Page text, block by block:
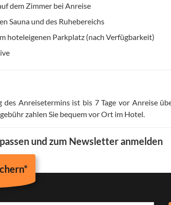
dem Zimmer bei Anreise
Sauna und des Ruhebereichs
hoteleigenen Parkplatz (nach Verfügbarkeit)
des Anreisetermins ist bis 7 Tage vor Anreise
zahlen Sie bequem vor Ort im Hotel.
und zum Newsletter anmelden